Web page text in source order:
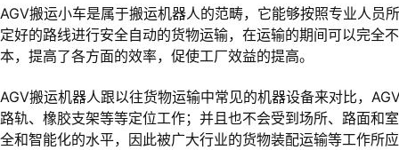
AGV搬运小车是属于搬运机器人的范畴，它能够按照专业人员
定好的路线进行安全自动的货物运输，在运输的期间可以完全
本，提高了各方面的效率，促使工厂效益的提高。
AGV搬运机器人跟以往货物运输中常见的机器设备来对比，
路轨、橡胶支架等等定位工作；并且也不会受到场所、路面和
全和智能化的水平，因此被广大行业的货物装配运输等工作所